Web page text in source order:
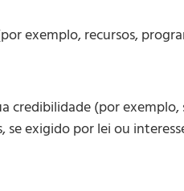
exemplo, recursos,
credibilidade (por exemplo,
exigido por lei ou